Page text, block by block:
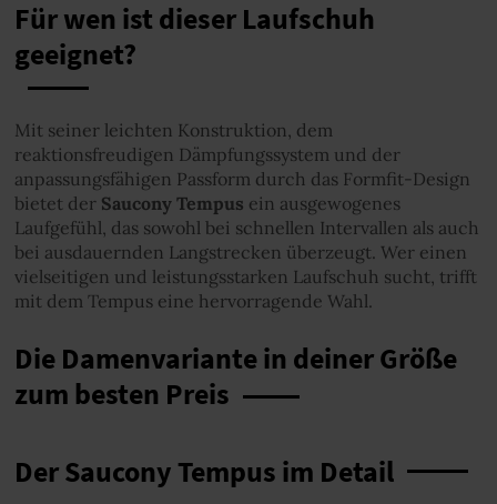
Für wen ist dieser Laufschuh
geeignet?
Mit seiner leichten Konstruktion, dem
reaktionsfreudigen Dämpfungssystem und der
anpassungsfähigen Passform durch das Formfit-Design
bietet derSaucony Tempus ein ausgewogenes
Laufgefühl, das sowohl bei schnellen Intervallen als auch
bei ausdauernden Langstrecken überzeugt. Wer einen
vielseitigen und leistungsstarken Laufschuh sucht, trifft
mit dem Tempus eine hervorragende Wahl.
Die Damenvariante in deiner Größe
zum besten Preis
Der Saucony Tempus im Detail